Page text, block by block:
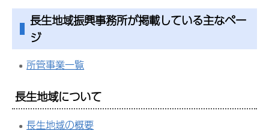
長生地域振興事務所が掲載している主なペー
ジ
所管事業一覧
長生地域について
長生地域の概要